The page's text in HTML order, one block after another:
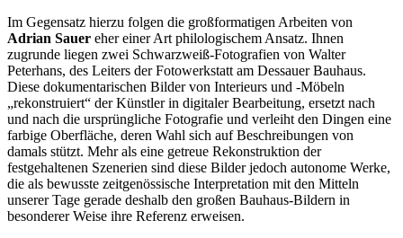
Im Gegensatz hierzu folgen die großformatigen Arbeiten von
Adrian Sauer eher einer Art philologischem Ansatz. Ihnen
zugrunde liegen zwei Schwarzweiß-Fotografien von Walter
Peterhans, des Leiters der Fotowerkstatt am Dessauer Bauhaus.
Diese dokumentarischen Bilder von Interieurs und -Möbeln
„rekonstruiert“ der Künstler in digitaler Bearbeitung, ersetzt nach
und nach die ursprüngliche Fotografie und verleiht den Dingen eine
farbige Oberfläche, deren Wahl sich auf Beschreibungen von
damals stützt. Mehr als eine getreue Rekonstruktion der
festgehaltenen Szenerien sind diese Bilder jedoch autonome Werke,
die als bewusste zeitgenössische Interpretation mit den Mitteln
unserer Tage gerade deshalb den großen Bauhaus-Bildern in
besonderer Weise ihre Referenz erweisen.